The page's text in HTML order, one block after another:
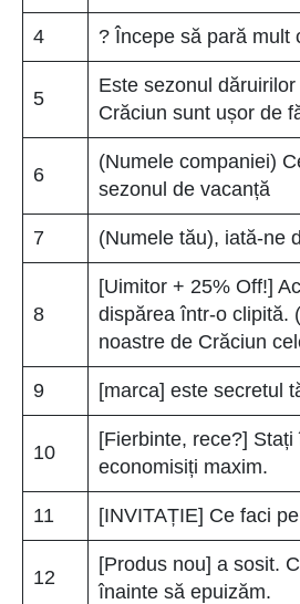
4 ? Începe să pară mult
5
Este sezonul
Crăciun sunt ușor de
6
(Numele companiei)
sezonul de vacanță
7 (Numele tău), iată-ne
8
[Uimitor + 25% Off!]
dispărea într-o clipită.
noastre de Crăciun
9 [marca] este secretul
10
[Fierbinte, rece?] Stați
economisiți maxim.
11 [INVITAȚIE] Ce faci
12
[Produs nou] a sosit.
înainte să epuizăm.